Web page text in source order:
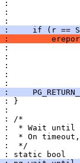
:
:     if (r ==
:
:
:
: }
:
: /*
* Wait
* On
:  */
: static bool